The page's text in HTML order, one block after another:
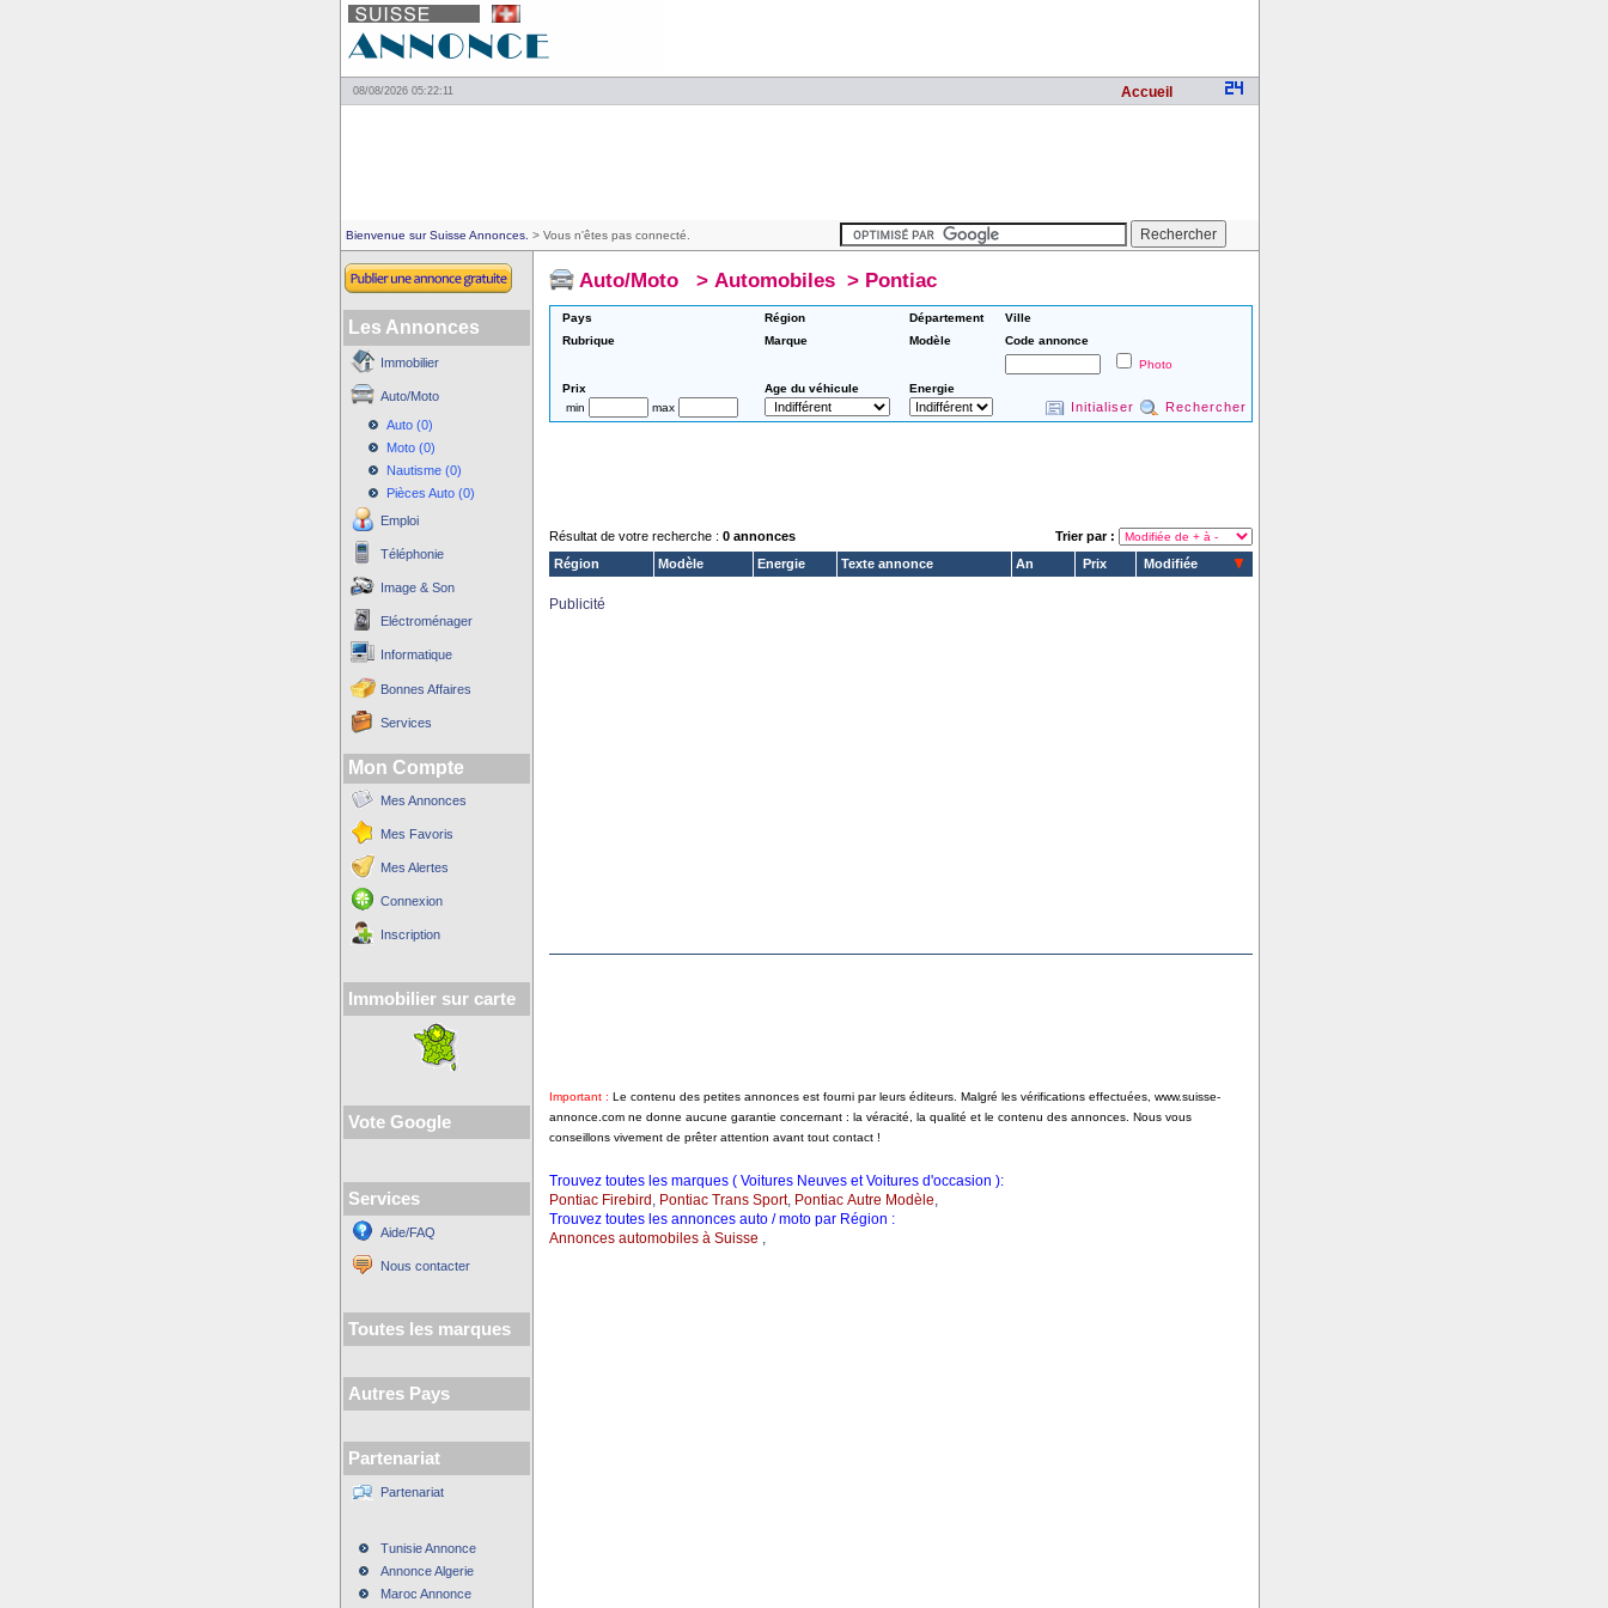
08/08/2026 05:22:11 Accueil
Bienvenue sur Suisse Annonces. > Vous n'êtes pas connecté.
Les Annonces
Immobilier
Auto/Moto
Auto (0)
Moto (0)
Nautisme (0)
Pièces Auto (0)
Emploi
Téléphonie
Image & Son
Eléctroménager
Informatique
Bonnes Affaires
Services
Mon Compte
Mes Annonces
Mes Favoris
Mes Alertes
Connexion
Inscription
Immobilier sur carte
Vote Google
Services
Aide/FAQ
Nous contacter
Toutes les marques
Autres Pays
Partenariat
Partenariat
Tunisie Annonce
Annonce Algerie
Maroc Annonce
Auto/Moto > Automobiles> Pontiac
Pays Région Département
Ville
Rubrique
Marque Modèle
Code annonce
Photo
Prix
Age du véhicule
Energie
min
max Initialiser Rechercher
Résultat de votre recherche : 0 annonces
Trier par :
Région
Modèle Energie Texte annonce An Prix Modifiée
Publicité
Important : Le contenu des petites annonces est fourni par leurs éditeurs. Malgré les vérifications effectuées, www.suisse-
annonce.com ne donne aucune garantie concernant : la véracité, la qualité et le contenu des annonces. Nous vous
conseillons vivement de prêter attention avant tout contact !
Trouvez toutes les marques ( Voitures Neuves et Voitures d'occasion ):
Pontiac Firebird , Pontiac Trans Sport, Pontiac Autre Modèle,
Trouvez toutes les annonces auto / moto par Région :
Annonces automobiles à Suisse ,